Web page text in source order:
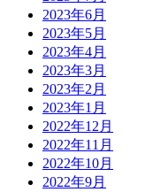
2023年6月
2023年5月
2023年4月
2023年3月
2023年2月
2023年1月
2022年12月
2022年11月
2022年10月
2022年9月